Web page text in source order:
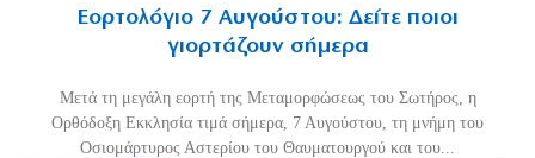
Εορτολόγιο 7 Αυγούστου: Δείτε ποιοι
γιορτάζουν σήμερα
Μετά τη μεγάλη εορτή της Μεταμορφώσεως του Σωτήρος, η
Ορθόδοξη Εκκλησία τιμά σήμερα, 7 Αυγούστου, τη μνήμη του
Οσιομάρτυρος Αστερίου του Θαυματουργού και του...